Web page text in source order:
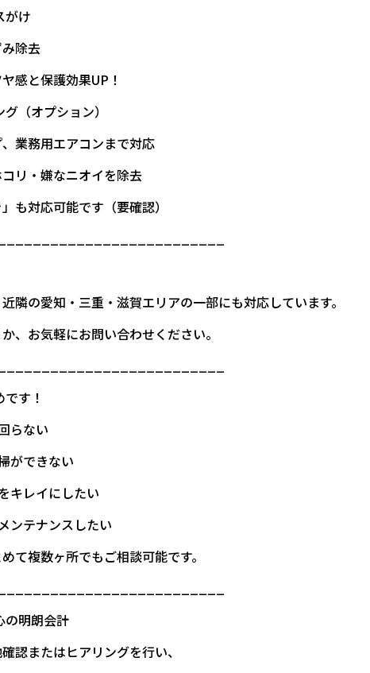
がけ
除去
感と保護効果UP！
（オプション）
業務用エアコンまで対応
リ・嫌なニオイを除去
も対応可能です（要確認）
隣の愛知・三重・滋賀エリアの一部にも対応しています。
、お気軽にお問い合わせください。
す！
らない
ができない
キレイにしたい
ンテナンスしたい
て複数ヶ所でもご相談可能です。
明朗会計
認またはヒアリングを行い、